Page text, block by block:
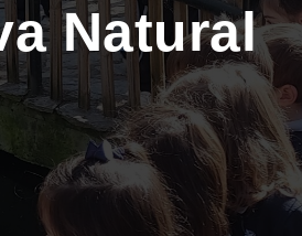
Natural